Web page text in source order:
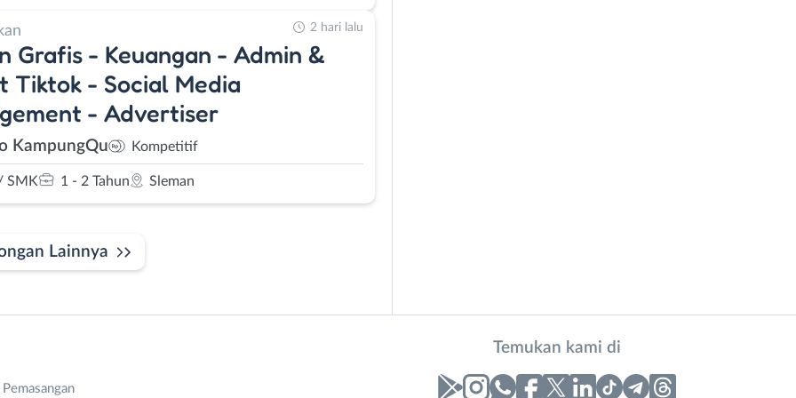
Grafis - Keuangan - Admin &
Tiktok - Social Media
- Advertiser
KampungQu Kompetitif
SMK 1 - 2 Tahun Sleman
2 hari lalu
Lainnya
Temukan kami di